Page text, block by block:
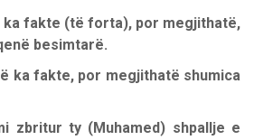
fakte (të forta), por megjithatë,
besimtarë.
ka fakte, por megjithatë shumica
zbritur ty (Muhamed) shpallje e